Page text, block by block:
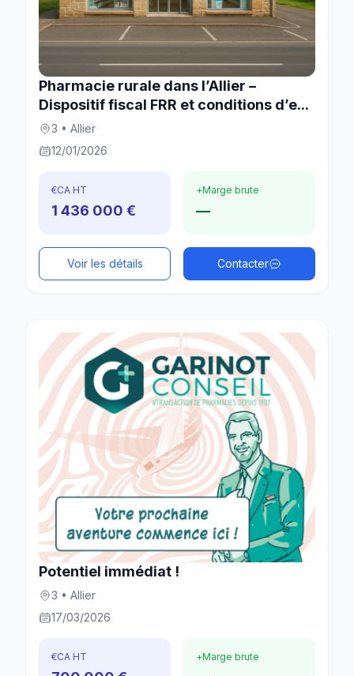
Pharmacie rurale dans l’Allier –
Dispositif fiscal FRR et conditions d’e...
3 • Allier
12/01/2026
€CA HT
1 436 000 €
+Marge brute
—
Voir les détails Contacter
Potentiel immédiat !
3 • Allier
17/03/2026
€CA HT +Marge brute